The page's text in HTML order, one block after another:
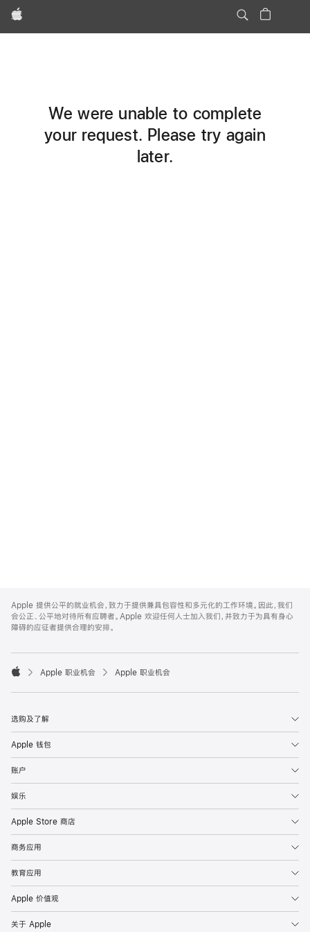
Apple
We were unable to complete
your request. Please try again
later.
Footer
Apple 提供公平的就业机会，致力于提供兼具包容性和多元化的工作环境。因此，我们
会公正、公平地对待所有应聘者。Apple 欢迎任何人士加入我们，并致力于为具有身心
障碍的应征者提供合理的安排。

Apple 职业机会 Apple 职业机会
选购及了解
Apple 钱包
账户
娱乐
Apple Store 商店
商务应用
教育应用
Apple 价值观
关于 Apple